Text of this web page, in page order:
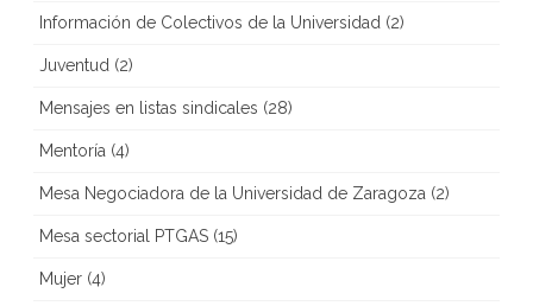
Información de Colectivos de la Universidad (2)
Juventud (2)
Mensajes en listas sindicales (28)
Mentoría (4)
Mesa Negociadora de la Universidad de Zaragoza (2)
Mesa sectorial PTGAS (15)
Mujer (4)